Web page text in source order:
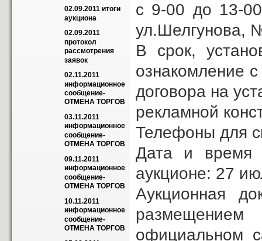
02.09.2011 итоги
аукциона
02.09.2011
протокол
рассмотрения
заявок
02.11.2011
информационное
сообщение-
ОТМЕНА ТОРГОВ
03.11.2011
информационное
сообщение-
ОТМЕНА ТОРГОВ
09.11.2011
информационное
сообщение-
ОТМЕНА ТОРГОВ
10.11.2011
информационное
сообщение-
ОТМЕНА ТОРГОВ
с 9-00 до 13-
ул.Шелгунова,
В срок,
ознакомление
договора на
рекламной
Телефоны для
Дата и время
аукционе: 27
Аукционная
официальном